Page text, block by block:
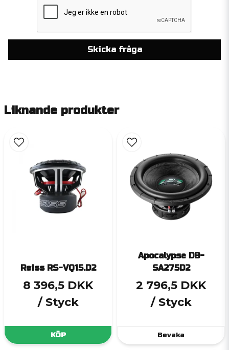
Skicka fråga
Liknande produkter
Reiss RS-VQ15.D2
8 396,5 DKK
/ Styck
KÖP
Apocalypse DB-
SA275D2
2 796,5 DKK
/ Styck
Bevaka